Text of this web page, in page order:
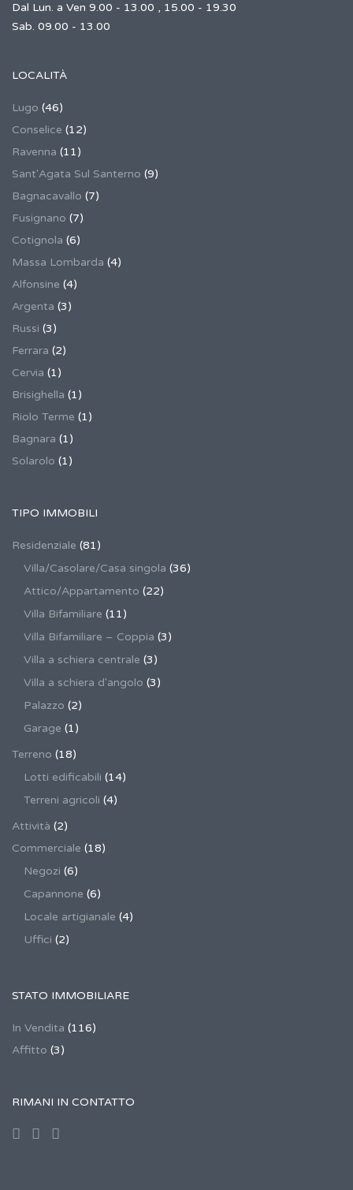
Dal Lun. a Ven 9.00 - 13.00 , 15.00 - 19.30
Sab. 09.00 - 13.00
LOCALITÀ
Lugo (46)
Conselice (12)
Ravenna (11)
Sant'Agata Sul Santerno (9)
Bagnacavallo (7)
Fusignano (7)
Cotignola (6)
Massa Lombarda (4)
Alfonsine (4)
Argenta (3)
Russi (3)
Ferrara (2)
Cervia (1)
Brisighella (1)
Riolo Terme (1)
Bagnara (1)
Solarolo (1)
TIPO IMMOBILI
Residenziale (81)
Villa/Casolare/Casa singola (36)
Attico/Appartamento (22)
Villa Bifamiliare (11)
Villa Bifamiliare – Coppia (3)
Villa a schiera centrale (3)
Villa a schiera d'angolo (3)
Palazzo (2)
Garage (1)
Terreno (18)
Lotti edificabili (14)
Terreni agricoli (4)
Attività (2)
Commerciale (18)
Negozi (6)
Capannone (6)
Locale artigianale (4)
Uffici (2)
STATO IMMOBILIARE
In Vendita (116)
Affitto (3)
RIMANI IN CONTATTO